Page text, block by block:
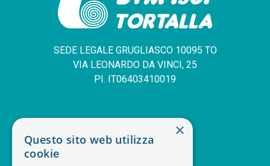
SEDE LEGALE GRUGLIASCO 10095 TO
VIA LEONARDO DA VINCI, 25
PI. IT06403410019
SERVIZIO CLIENTI
deskphone +39 011 408 14 28
×
Questo sito web utilizza
cookie